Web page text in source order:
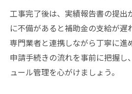
工事完了後は、実績報告書の提出
に不備があると補助金の支給が遅
専門業者と連携しながら丁寧に進
申請手続きの流れを事前に把握し
ュール管理を心がけましょう。